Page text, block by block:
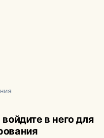
в него для